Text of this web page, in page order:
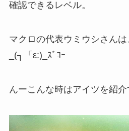
確認できるレベル。
マクロの代表ウミウシさん
_(┐「ε:)_ｽﾞｺｰ
んーこんな時はアイツを紹